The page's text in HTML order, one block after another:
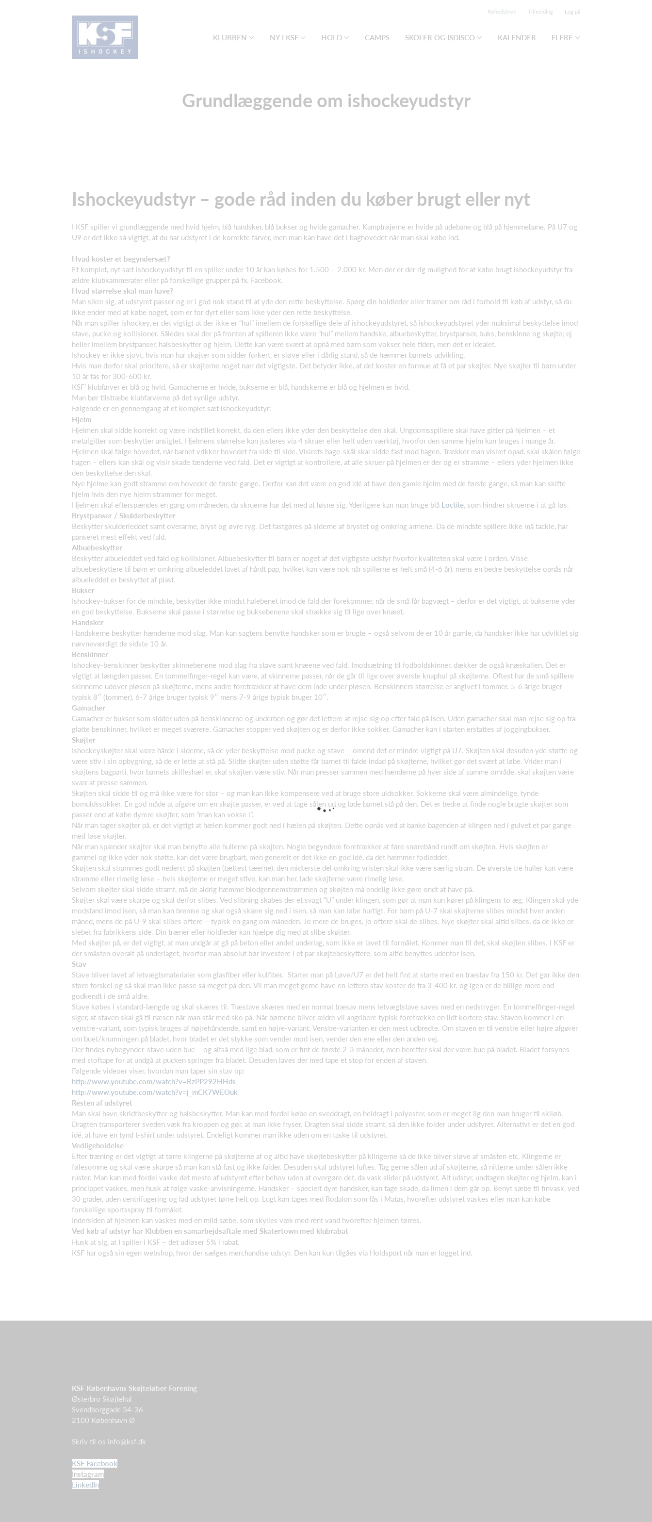
Nyhedsbrev Tilmelding Log på
KLUBBEN NY I KSF HOLD CAMPS SKOLER OG ISDISCO KALENDER FLERE
Grundlæggende om ishockeyudstyr
Ishockeyudstyr – gode råd inden du køber brugt eller nyt
I KSF spiller vi grundlæggende med hvid hjelm, blå handsker, blå bukser og hvide gamacher. Kamptrøjerne er hvide på udebane og blå på hjemmebane. På U7 og
U9 er det ikke så vigtigt, at du har udstyret i de korrekte farver, men man kan have det i baghovedet når man skal købe ind.
Hvad koster et begyndersæt?
Et komplet, nyt sæt ishockeyudstyr til en spiller under 10 år kan købes for 1.500 – 2.000 kr. Men der er der rig mulighed for at købe brugt ishockeyudstyr fra
ældre klubkammerater eller på forskellige grupper på fx. Facebook.
Hvad størrelse skal man have?
Man sikre sig, at udstyret passer og er i god nok stand til at yde den rette beskyttelse. Spørg din holdleder eller træner om råd i forhold til køb af udstyr, så du
ikke ender med at købe noget, som er for dyrt eller som ikke yder den rette beskyttelse.
Når man spiller ishockey, er det vigtigt at der ikke er “hul” imellem de forskellige dele af ishockeyudstyret, så ishockeyudstyret yder maksimal beskyttelse imod
stave, pucke og kollisioner. Således skal der på fronten af spilleren ikke være “hul” mellem handske, albuebeskytter, brystpanser, buks, benskinne og skøjte; ej
heller imellem brystpanser, halsbeskytter og hjelm. Dette kan være svært at opnå med børn som vokser hele tiden, men det er idealet.
Ishockey er ikke sjovt, hvis man har skøjter som sidder forkert, er sløve eller i dårlig stand, så de hæmmer barnets udvikling.
Hvis man derfor skal prioritere, så er skøjterne noget nær det vigtigste. Det betyder ikke, at det koster en formue at få et par skøjter. Nye skøjter til børn under
10 år fås for 300-600 kr.
KSF’ klubfarver er blå og hvid. Gamacherne er hvide, bukserne er blå, handskerne er blå og hjelmen er hvid.
Man bør tilstræbe klubfarverne på det synlige udstyr.
Følgende er en gennemgang af et komplet sæt ishockeyudstyr:
Hjelm
Hjelmen skal sidde korrekt og være indstillet korrekt, da den ellers ikke yder den beskyttelse den skal. Ungdomsspillere skal have gitter på hjelmen – et
metalgitter som beskytter ansigtet. Hjelmens størrelse kan justeres via 4 skruer eller helt uden værktøj, hvorfor den samme hjelm kan bruges i mange år.
Hjelmen skal følge hovedet, når barnet vrikker hovedet fra side til side. Visirets hage-skål skal sidde fast mod hagen. Trækker man visiret opad, skal skålen følge
hagen – ellers kan skål og visir skade tænderne ved fald. Det er vigtigt at kontrollere, at alle skruer på hjelmen er der og er stramme – ellers yder hjelmen ikke
den beskyttelse den skal.
Nye hjelme kan godt stramme om hovedet de første gange. Derfor kan det være en god idé at have den gamle hjelm med de første gange, så man kan skifte
hjelm hvis den nye hjelm strammer for meget.
Hjelmen skal efterspændes en gang om måneden, da skruerne har det med at løsne sig. Yderligere kan man bruge blå Loctite , som hindrer skruerne i at gå løs.
Brystpanser / Skulderbeskytter
Beskytter skulderleddet samt overarme, bryst og øvre ryg. Det fastgøres på siderne af brystet og omkring armene. Da de mindste spillere ikke må tackle, har
panseret mest effekt ved fald.
Albuebeskytter
Beskytter albueleddet ved fald og kollisioner. Albuebeskytter til børn er noget af det vigtigste udstyr hvorfor kvaliteten skal være i orden. Visse
albuebeskyttere til børn er omkring albueleddet lavet af hårdt pap, hvilket kan være nok når spillerne er helt små (4-6 år), mens en bedre beskyttelse opnås når
albueleddet er beskyttet af plast.
Bukser
Ishockey-bukser for de mindste, beskytter ikke mindst halebenet imod de fald der forekommer, når de små får bagvægt – derfor er det vigtigt, at bukserne yder
en god beskyttelse. Bukserne skal passe i størrelse og buksebenene skal strække sig til lige over knæet.
Handsker
Handskerne beskytter hænderne mod slag. Man kan sagtens benytte handsker som er brugte – også selvom de er 10 år gamle, da handsker ikke har udviklet sig
nævneværdigt de sidste 10 år.
Benskinner
Ishockey-benskinner beskytter skinnebenene mod slag fra stave samt knæene ved fald. Imodsætning til fodboldskinner, dækker de også knæskallen. Det er
vigtigt at længden passer. En tommelfinger-regel kan være, at skinnerne passer, når de går til lige over øverste knaphul på skøjterne. Oftest har de små spillere
skinnerne udover pløsen på skøjterne, mens andre foretrækker at have dem inde under pløsen. Benskinners størrelse er angivet i tommer. 5-6 årige bruger
typisk 8″ (tommer), 6-7 årige bruger typisk 9″ mens 7-9 årige typisk bruger 10″.
Gamacher
Gamacher er bukser som sidder uden på benskinnerne og underben og gør det lettere at rejse sig op efter fald på isen. Uden gamacher skal man rejse sig op fra
glatte benskinner, hvilket er meget sværere. Gamacher stopper ved skøjten og er derfor ikke sokker. Gamacher kan i starten erstattes af joggingbukser.
Skøjter
Ishockeyskøjter skal være hårde i siderne, så de yder beskyttelse mod pucke og stave – omend det er mindre vigtigt på U7. Skøjten skal desuden yde støtte og
være stiv i sin opbygning, så de er lette at stå på. Slidte skøjter uden støtte får barnet til falde indad på skøjterne, hvilket gør det svært at løbe. Vrider man i
skøjtens bagparti, hvor barnets akilleshæl er, skal skøjten være stiv. Når man presser sammen med hænderne på hver side af samme område, skal skøjten være
svær at presse sammen.
Skøjten skal sidde til og må ikke være for stor – og man kan ikke kompensere ved at bruge store uldsokker. Sokkerne skal være almindelige, tynde
bomuldssokker. En god måde at afgøre om en skøjte passer, er ved at tage sålen ud og lade barnet stå på den. Det er bedre at finde nogle brugte skøjter som
passer end at købe dyrere skøjter, som “man kan vokse i”.
Når man tager skøjter på, er det vigtigt at hælen kommer godt ned i hælen på skøjten. Dette opnås ved at banke bagenden af klingen ned i gulvet et par gange
med løse skøjter.
Når man spænder skøjter skal man benytte alle hullerne på skøjten. Nogle begyndere foretrækker at føre snørebånd rundt om skøjten. Hvis skøjten er
gammel og ikke yder nok støtte, kan det være brugbart, men generelt er det ikke en god idé, da det hæmmer fodleddet.
Skøjten skal strammes godt nederst på skøjten (tættest tæerne), den midterste del omkring vristen skal ikke være særlig stram. De øverste tre huller kan være
stramme eller rimelig løse – hvis skøjterne er meget stive, kan man her, lade skøjterne være rimelig løse.
Selvom skøjter skal sidde stramt, må de aldrig hæmme blodgennemstrømmen og skøjten må endelig ikke gøre ondt at have på.
Skøjter skal være skarpe og skal derfor slibes. Ved slibning skabes der et svagt “U” under klingen, som gør at man kun kører på klingens to æg. Klingen skal yde
modstand imod isen, så man kan bremse og skal også skære sig ned i isen, så man kan løbe hurtigt. For børn på U-7 skal skøjterne slibes mindst hver anden
måned, mens de på U-9 skal slibes oftere – typisk en gang om måneden. Jo mere de bruges, jo oftere skal de slibes. Nye skøjter skal altid slibes, da de ikke er
slebet fra fabrikkens side. Din træner eller holdleder kan hjælpe dig med at slibe skøjter.
Med skøjter på, er det vigtigt, at man undgår at gå på beton eller andet underlag, som ikke er lavet til formålet. Kommer man til det, skal skøjten slibes. I KSF er
der småsten overalt på underlaget, hvorfor man absolut bør investere i et par skøjtebeskyttere, som altid benyttes udenfor isen.
Stav
Stave bliver lavet af letvægtsmaterialer som glasfiber eller kulfiber. Starter man på Løve/U7 er det helt fint at starte med en træstav fra 150 kr. Det gør ikke den
store forskel og så skal man ikke passe så meget på den. Vil man meget gerne have en lettere stav koster de fra 3-400 kr. og igen er de billige mere end
godkendt i de små aldre.
Stave købes i standard-længde og skal skæres til. Træstave skæres med en normal træsav mens letvægtstave saves med en nedstryger. En tommelfinger-regel
siger, at staven skal gå til næsen når man står med sko på. Når børnene bliver ældre vil angribere typisk foretrække en lidt kortere stav. Staven kommer i en
venstre-variant, som typisk bruges af højrehåndende, samt en højre-variant. Venstre-varianten er den mest udbredte. Om staven er til venstre eller højre afgører
om buet/krumningen på bladet, hvor bladet er det stykke som vender mod isen, vender den ene eller den anden vej.
Der findes nybegynder-stave uden bue – og altså med lige blad, som er fint de første 2-3 måneder, men herefter skal der være bue på bladet. Bladet forsynes
med stoftape for at undgå at pucken springer fra bladet. Desuden laves der med tape et stop for enden af staven.
Følgende videoer viser, hvordan man taper sin stav op:
http://www.youtube.com/watch?v=RzPP292HHds
http://www.youtube.com/watch?v=j_mCK7WEOuk
Resten af udstyret
Man skal have skridtbeskytter og halsbeskytter. Man kan med fordel købe en sveddragt, en heldragt i polyester, som er meget lig den man bruger til skiløb.
Dragten transporterer sveden væk fra kroppen og gør, at man ikke fryser. Dragten skal sidde stramt, så den ikke folder under udstyret. Alternativt er det en god
idé, at have en tynd t-shirt under udstyret. Endeligt kommer man ikke uden om en taske til udstyret.
Vedligeholdelse
Efter træning er det vigtigt at tørre klingerne på skøjterne af og altid have skøjtebeskytter på klingerne så de ikke bliver sløve af småsten etc. Klingerne er
følesomme og skal være skarpe så man kan stå fast og ikke falder. Desuden skal udstyret luftes. Tag gerne sålen ud af skøjterne, så nitterne under sålen ikke
ruster. Man kan med fordel vaske det meste af udstyret efter behov uden at overgøre det, da vask slider på udstyret. Alt udstyr, undtagen skøjter og hjelm, kan i
princippet vaskes, men husk at følge vaske-anvisningerne. Handsker – specielt dyre handsker, kan tage skade, da limen i dem går op. Benyt sæbe til finvask, ved
30 grader, uden centrifugering og lad udstyret tørre helt op. Lugt kan tages med Rodalon som fås i Matas, hvorefter udstyret vaskes eller man kan købe
forskellige sportsspray til formålet.
Indersiden af hjelmen kan vaskes med en mild sæbe, som skylles væk med rent vand hvorefter hjelmen tørres.
Ved køb af udstyr har Klubben en samarbejdsaftale med Skatertown med klubrabat
Husk at sig, at I spiller i KSF – det udløser 5% i rabat.
KSF har også sin egen webshop, hvor der sælges merchandise udstyr. Den kan kun tilgåes via Holdsport når man er logget ind.
KSF Københavns Skøjteløber Forening
Østerbro Skøjtehal
Svendborggade 34-36
2100 København Ø
Skriv til os info@ksf.dk
KSF Facebook
Instagram
LinkedIn